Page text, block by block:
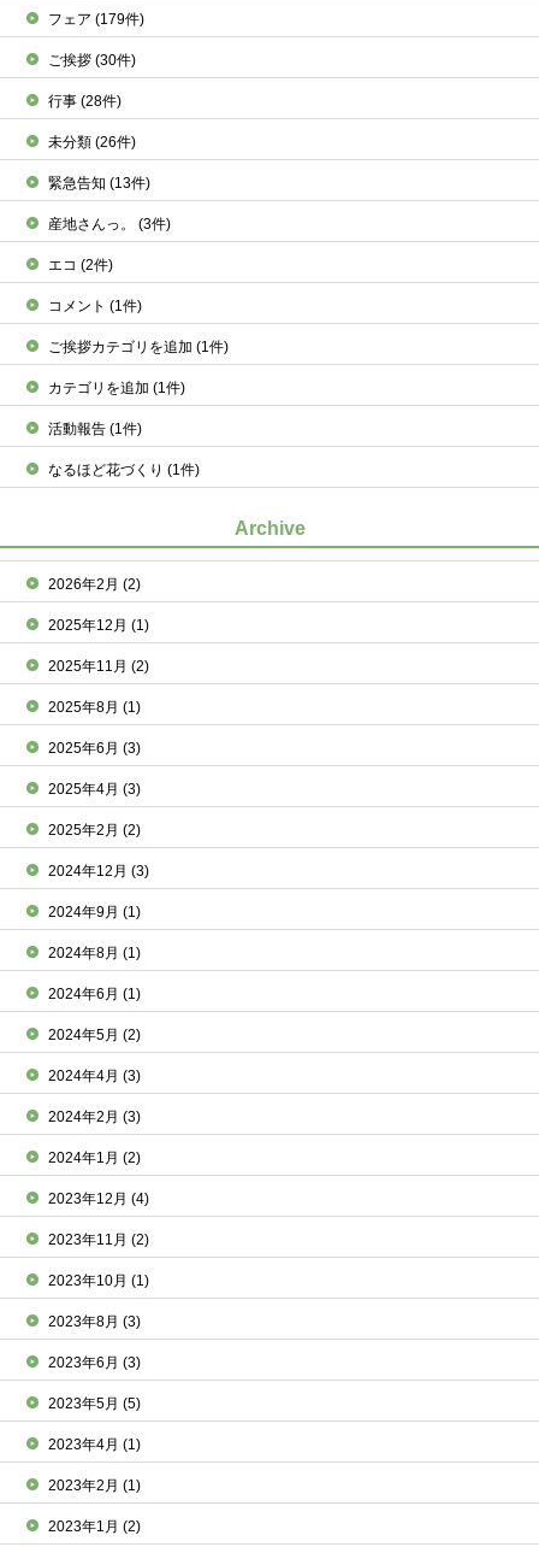
フェア(179件)
ご挨拶(30件)
行事(28件)
未分類(26件)
緊急告知(13件)
産地さんっ。(3件)
エコ(2件)
コメント(1件)
ご挨拶カテゴリを追加(1件)
カテゴリを追加(1件)
活動報告(1件)
なるほど花づくり(1件)
Archive
2026年2月(2)
2025年12月(1)
2025年11月(2)
2025年8月(1)
2025年6月(3)
2025年4月(3)
2025年2月(2)
2024年12月(3)
2024年9月(1)
2024年8月(1)
2024年6月(1)
2024年5月(2)
2024年4月(3)
2024年2月(3)
2024年1月(2)
2023年12月(4)
2023年11月(2)
2023年10月(1)
2023年8月(3)
2023年6月(3)
2023年5月(5)
2023年4月(1)
2023年2月(1)
2023年1月(2)